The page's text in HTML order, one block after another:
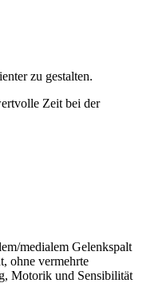
zu gestalten.
Zeit bei der
medialem Gelenkspalt
ohne vermehrte
Motorik und Sensibilität